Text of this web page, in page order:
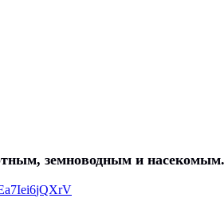
земноводным и
7Iei6jQXrV